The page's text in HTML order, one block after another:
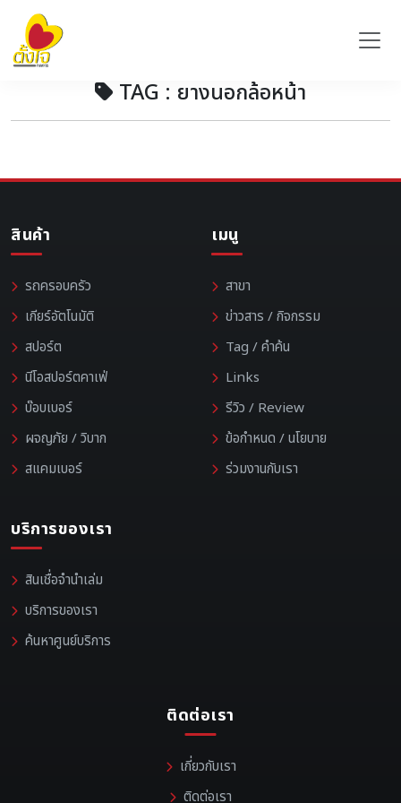
TAG : ยางนอกล้อหน้า
สินค้า
รถครอบครัว
เกียร์อัตโนมัติ
สปอร์ต
นีโอสปอร์ตคาเฟ่
บ๊อบเบอร์
ผจญภัย / วิบาก
สแคมเบอร์
เมนู
สาขา
ข่าวสาร / กิจกรรม
Tag / คำค้น
Links
รีวิว / Review
ข้อกำหนด / นโยบาย
ร่วมงานกับเรา
บริการของเรา
สินเชื่อจำนำเล่ม
บริการของเรา
ค้นหาศูนย์บริการ
ติดต่อเรา
เกี่ยวกับเรา
ติดต่อเรา